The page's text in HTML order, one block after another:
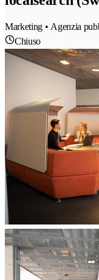
Marketing • Agenzia
Chiuso